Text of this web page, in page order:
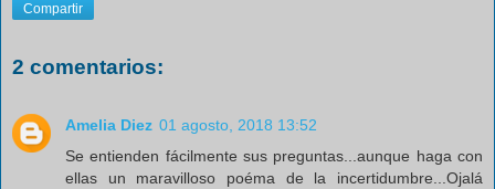
Compartir
2 comentarios:
Amelia Diez 01 agosto, 2018 13:52
Se entienden fácilmente sus preguntas...aunque haga con
ellas un maravilloso poéma de la incertidumbre...Ojalá